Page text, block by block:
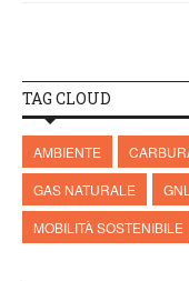
TAG CLOUD
AMBIENTE
GAS NATURALE
GNL
MOBILITÀ SOSTENIBILE